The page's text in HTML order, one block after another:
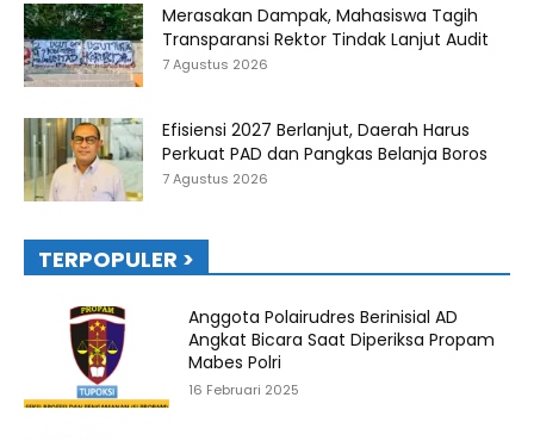
Merasakan Dampak, Mahasiswa Tagih
Transparansi Rektor Tindak Lanjut Audit
7 Agustus 2026
Efisiensi 2027 Berlanjut, Daerah Harus
Perkuat PAD dan Pangkas Belanja Boros
7 Agustus 2026
TERPOPULER >
Anggota Polairudres Berinisial AD
Angkat Bicara Saat Diperiksa Propam
Mabes Polri
16 Februari 2025